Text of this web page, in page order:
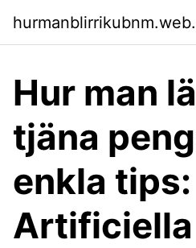
Hur man
tjäna
enkla tips:
Artificiella